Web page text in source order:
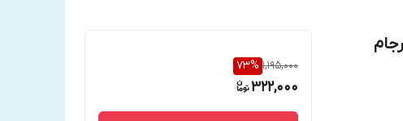
1,195,000
73%
322,000